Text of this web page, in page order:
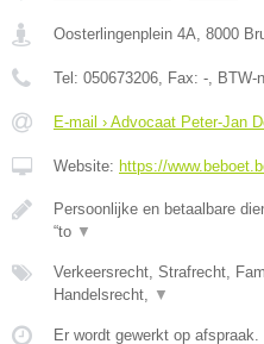
Oosterlingenplein 4A 8000
Tel: 050673206 , Fax: - , BTW-
E-mail › Advocaat Peter-Jan
Website: https://
Persoonlijke en betaalbare
“to ▼
Verkeersrecht, Strafrecht,
Handelsrecht,
▼
Er wordt gewerkt op afspraak.